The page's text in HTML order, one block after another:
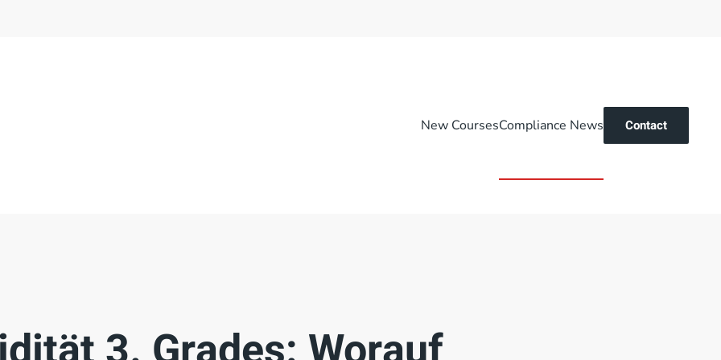
New CoursesCompliance News Contact